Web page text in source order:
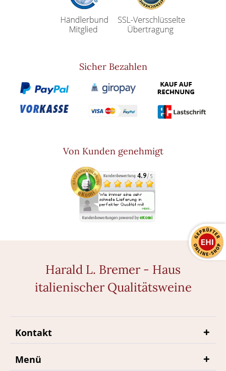
Sicher Bezahlen
Von Kunden genehmigt
Harald L. Bremer - Haus
italienischer Qualitätsweine
Kontakt
Menü